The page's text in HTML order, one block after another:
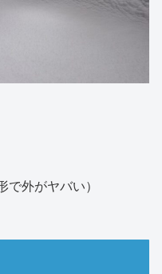
外がヤバい）